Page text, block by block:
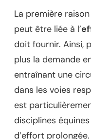
La première
peut être liée à l’
doit fournir. Ainsi,
plus la demande
entraînant une
dans les voies
est
disciplines
d’effort prolongée.